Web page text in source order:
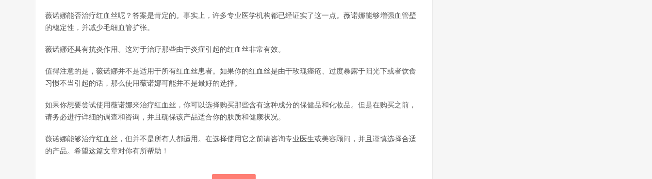
薇诺娜能否治疗红血丝呢？答案是肯定的。事实上，许多专业医学机构都已经证实了这一点。薇诺娜能够增强血管壁
的稳定性，并减少毛细血管扩张。
薇诺娜还具有抗炎作用。这对于治疗那些由于炎症引起的红血丝非常有效。
值得注意的是，薇诺娜并不是适用于所有红血丝患者。如果你的红血丝是由于玫瑰痤疮、过度暴露于阳光下或者饮食
习惯不当引起的话，那么使用薇诺娜可能并不是最好的选择。
如果你想要尝试使用薇诺娜来治疗红血丝，你可以选择购买那些含有这种成分的保健品和化妆品。但是在购买之前，
请务必进行详细的调查和咨询，并且确保该产品适合你的肤质和健康状况。
薇诺娜能够治疗红血丝，但并不是所有人都适用。在选择使用它之前请咨询专业医生或美容顾问，并且谨慎选择合适
的产品。希望这篇文章对你有所帮助！